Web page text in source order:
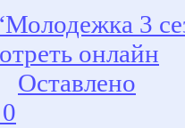
3
онлайн
Оставлено